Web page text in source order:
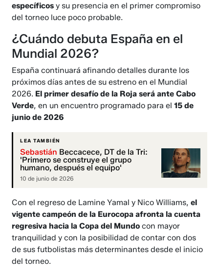
específicos y su presencia en el primer compromiso
del torneo luce poco probable.
¿Cuándo debuta España en el
Mundial 2026?
España continuará afinando detalles durante los
próximos días antes de su estreno en el Mundial
2026. El primer desafío de la Roja será ante Cabo
Verde, en un encuentro programado para el15 de
junio de 2026
LEA TAMBIÉN
Sebastián Beccacece, DT de la Tri:
'Primero se construye el grupo
humano, después el equipo'
10 de junio de 2026
Con el regreso de Lamine Yamal y Nico Williams,el
vigente campeón de la Eurocopa afronta la cuenta
regresiva hacia la Copa del Mundo con mayor
tranquilidad y con la posibilidad de contar con dos
de sus futbolistas más determinantes desde el inicio
del torneo.